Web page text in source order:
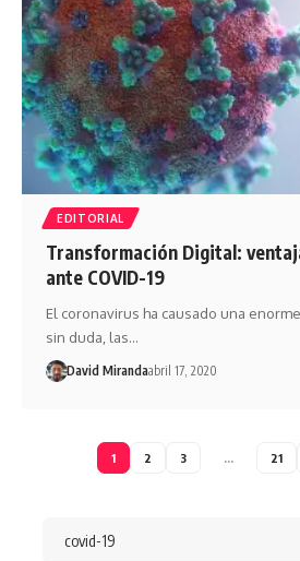
EDITORIAL
Transformación Digital:
ante COVID-19
El coronavirus ha causado una
sin duda, las…
David Mirandaabril 17, 2020
1 2 3 … 21